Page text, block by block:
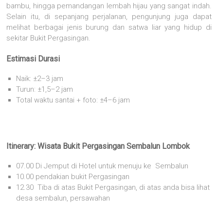
bambu, hingga pemandangan lembah hijau yang sangat indah.
Selain itu, di sepanjang perjalanan, pengunjung juga dapat
melihat berbagai jenis burung dan satwa liar yang hidup di
sekitar Bukit Pergasingan.
Estimasi Durasi
Naik: ±2–3 jam
Turun: ±1,5–2 jam
Total waktu santai + foto: ±4–6 jam
Itinerary: Wisata Bukit Pergasingan Sembalun Lombok
07.00 Di Jemput di Hotel untuk menuju ke Sembalun
10.00 pendakian bukit Pergasingan
12.30 Tiba di atas Bukit Pergasingan, di atas anda bisa lihat
desa sembalun, persawahan